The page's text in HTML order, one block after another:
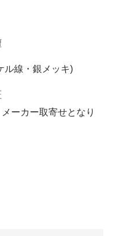
ル線・銀メッキ)
ーカー取寄せとなり